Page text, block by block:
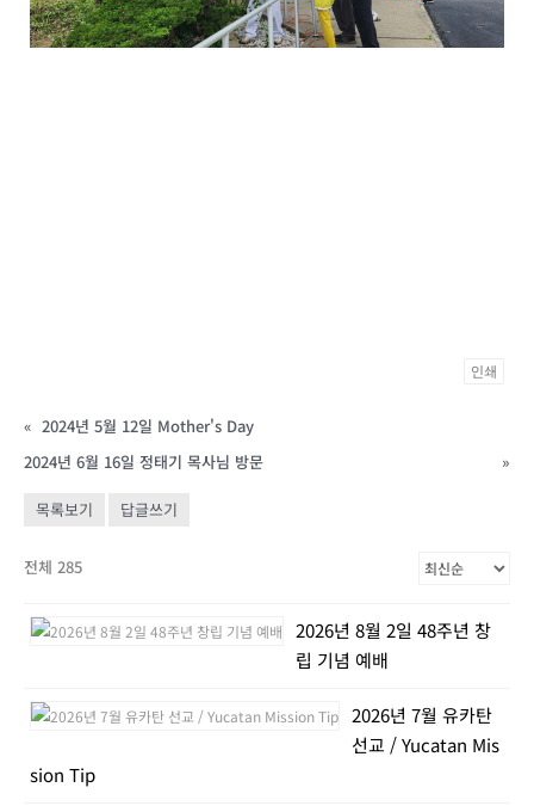
인쇄
« 2024년 5월 12일 Mother's Day
2024년 6월 16일 정태기 목사님 방문
»
목록보기 답글쓰기
전체 285
2026년 8월 2일 48주년 창
립 기념 예배
2026년 7월 유카탄
선교 / Yucatan Mis
sion Tip